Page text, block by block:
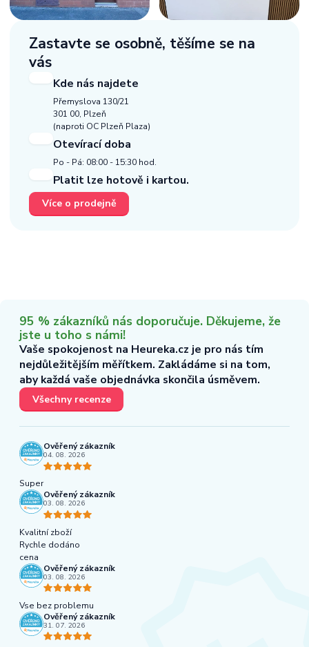
Zastavte se osobně, těšíme se na
vás
Kde nás najdete
Přemyslova 130/21
301 00, Plzeň
(naproti OC Plzeň Plaza)
Otevírací doba
Po - Pá: 08:00 - 15:30 hod.
Platit lze hotově i kartou.
Více o prodejně
95 % zákazníků nás doporučuje. Děkujeme, že
jste u toho s námi!
Vaše spokojenost na Heureka.cz je pro nás tím
nejdůležitějším měřítkem. Zakládáme si na tom,
aby každá vaše objednávka skončila úsměvem.
Všechny recenze
Ověřený zákazník
04. 08. 2026
Super
Ověřený zákazník
03. 08. 2026
Kvalitní zboží
Rychle dodáno
cena
Ověřený zákazník
03. 08. 2026
Vse bez problemu
Ověřený zákazník
31. 07. 2026